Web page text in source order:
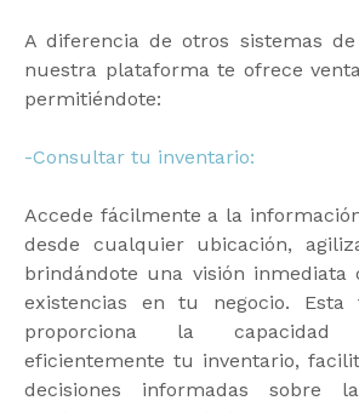
A diferencia de otros sistemas
nuestra plataforma te ofrece
permitiéndote:
-Consultar tu inventario:
Accede fácilmente a la
desde cualquier ubicación,
brindándote una visión inmediata
existencias en tu negocio. Esta
proporciona la capacidad
eficientemente tu inventario,
decisiones informadas sobre